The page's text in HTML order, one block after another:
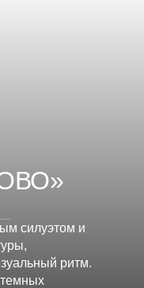
силуэтом и
ритм.
темных